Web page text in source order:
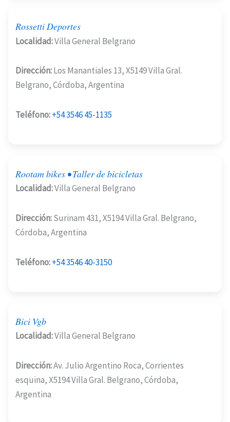
Rossetti Deportes
Localidad:Villa General Belgrano
Dirección:Los Manantiales 13, X5149 Villa Gral.
Belgrano, Córdoba, Argentina
Teléfono:+54 3546 45-1135
Rootam bikes • Taller de bicicletas
Localidad:Villa General Belgrano
Dirección:Surinam 431, X5194 Villa Gral. Belgrano,
Córdoba, Argentina
Teléfono:+54 3546 40-3150
Bici Vgb
Localidad:Villa General Belgrano
Dirección:Av. Julio Argentino Roca, Corrientes
esquina, X5194 Villa Gral. Belgrano, Córdoba,
Argentina